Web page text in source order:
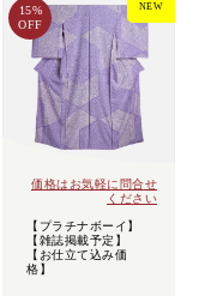
価格はお気軽に問合せ
ください
【プラチナボーイ】
【雑誌掲載予定】
【お仕立て込み価
格】
NEW
15%
OFF